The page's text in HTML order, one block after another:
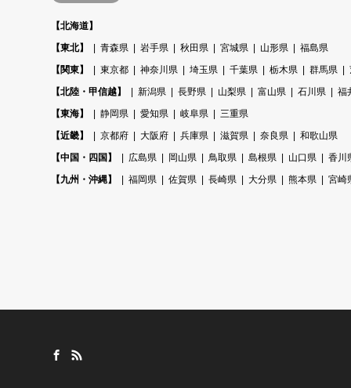
【北海道】
【東北】
青森県 岩手県 秋田県 宮城県 山形県
福島県
【関東】
東京都 神奈川県 埼玉県 千葉県 栃木県 群馬県
【北陸・甲信越】
新潟県 長野県 山梨県 富山県 石川県
福
【東海】
静岡県 愛知県 岐阜県
三重県
【近畿】
京都府 大阪府 兵庫県 滋賀県 奈良県
和歌山県
【中国・四国】
広島県 岡山県 鳥取県 島根県 山口県
香川
【九州・沖縄】
福岡県 佐賀県 長崎県 大分県 熊本県 宮崎